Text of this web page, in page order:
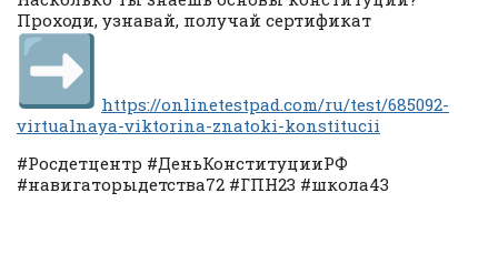
Проходи, узнавай, получай сертификат
https://onlinetestpad.com/ru/test/685092-
virtualnaya-viktorina-znatoki-konstitucii
#Росдетцентр #ДеньКонституцииРФ
#навигаторыдетства72 #ГПН23 #школа43